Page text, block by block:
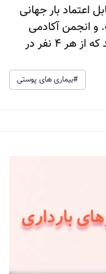
منبع قابل اعتماد بار جهانی
و انجمن آکادمی
پوست آمریکا گزارش می دهد که از هر 4 نفر در
#بیماری های پوستی